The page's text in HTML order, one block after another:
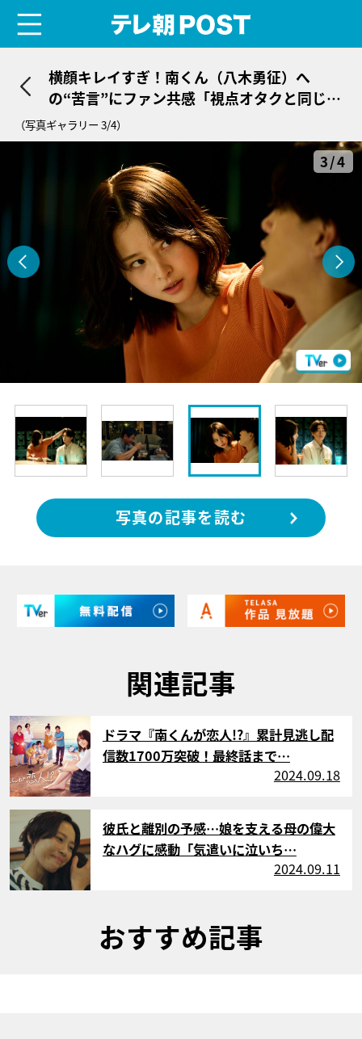
横顔キレイすぎ！南くん（八木勇征）へ
の“苦言”にファン共感「視点オタクと同じで
草」
（写真ギャラリー 3/4）
3/4
写真の記事を読む
関連記事
サムネイル
ドラマ『南くんが恋人!?』累計見逃し配
信数1700万突破！最終話まで…
2024.09.18
サムネイル
彼氏と離別の予感…娘を支える母の偉大
なハグに感動「気遣いに泣いち…
2024.09.11
おすすめ記事